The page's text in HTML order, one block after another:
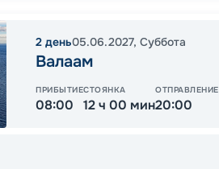
2 день05.06.2027, Суббота
Валаам
ПРИБЫТИЕ
08:00
СТОЯНКА
12 ч 00 мин
ОТПРАВЛЕНИЕ
20:00